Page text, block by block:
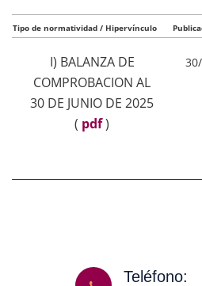
Tipo de normatividad / Hipervínculo
I) BALANZA DE
COMPROBACION AL
30 DE JUNIO DE 2025
( pdf)
Teléfono: